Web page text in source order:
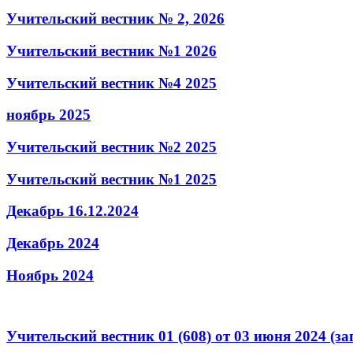
Учительский вестник № 2, 2026
Учительский вестник №1 2026
Учительский вестник №4 2025
ноябрь 2025
Учительский вестник №2 2025
Учительский вестник №1 2025
Декабрь 16.12.2024
Декабрь 2024
Ноябрь 2024
Учительский вестник 01 (608) от 03 июня 2024